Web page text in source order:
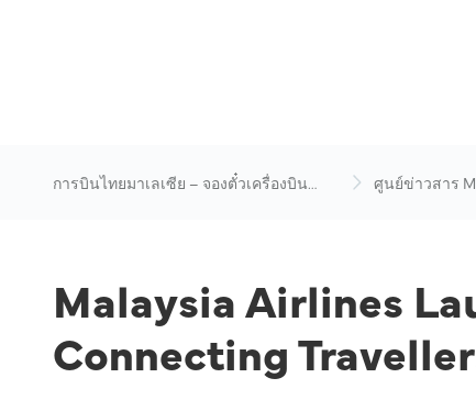
การบินไทยมาเลเซีย – จองตั๋วเครื่องบิน
ศูนย์ข่าวสาร
Malaysia Airlines
Connecting